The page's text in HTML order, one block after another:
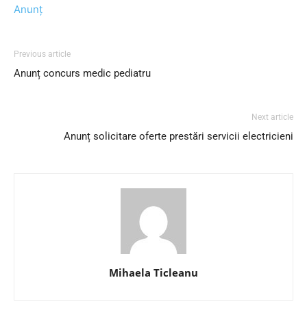
Anunț
Previous article
Anunț concurs medic pediatru
Next article
Anunț solicitare oferte prestări servicii electricieni
Mihaela Ticleanu